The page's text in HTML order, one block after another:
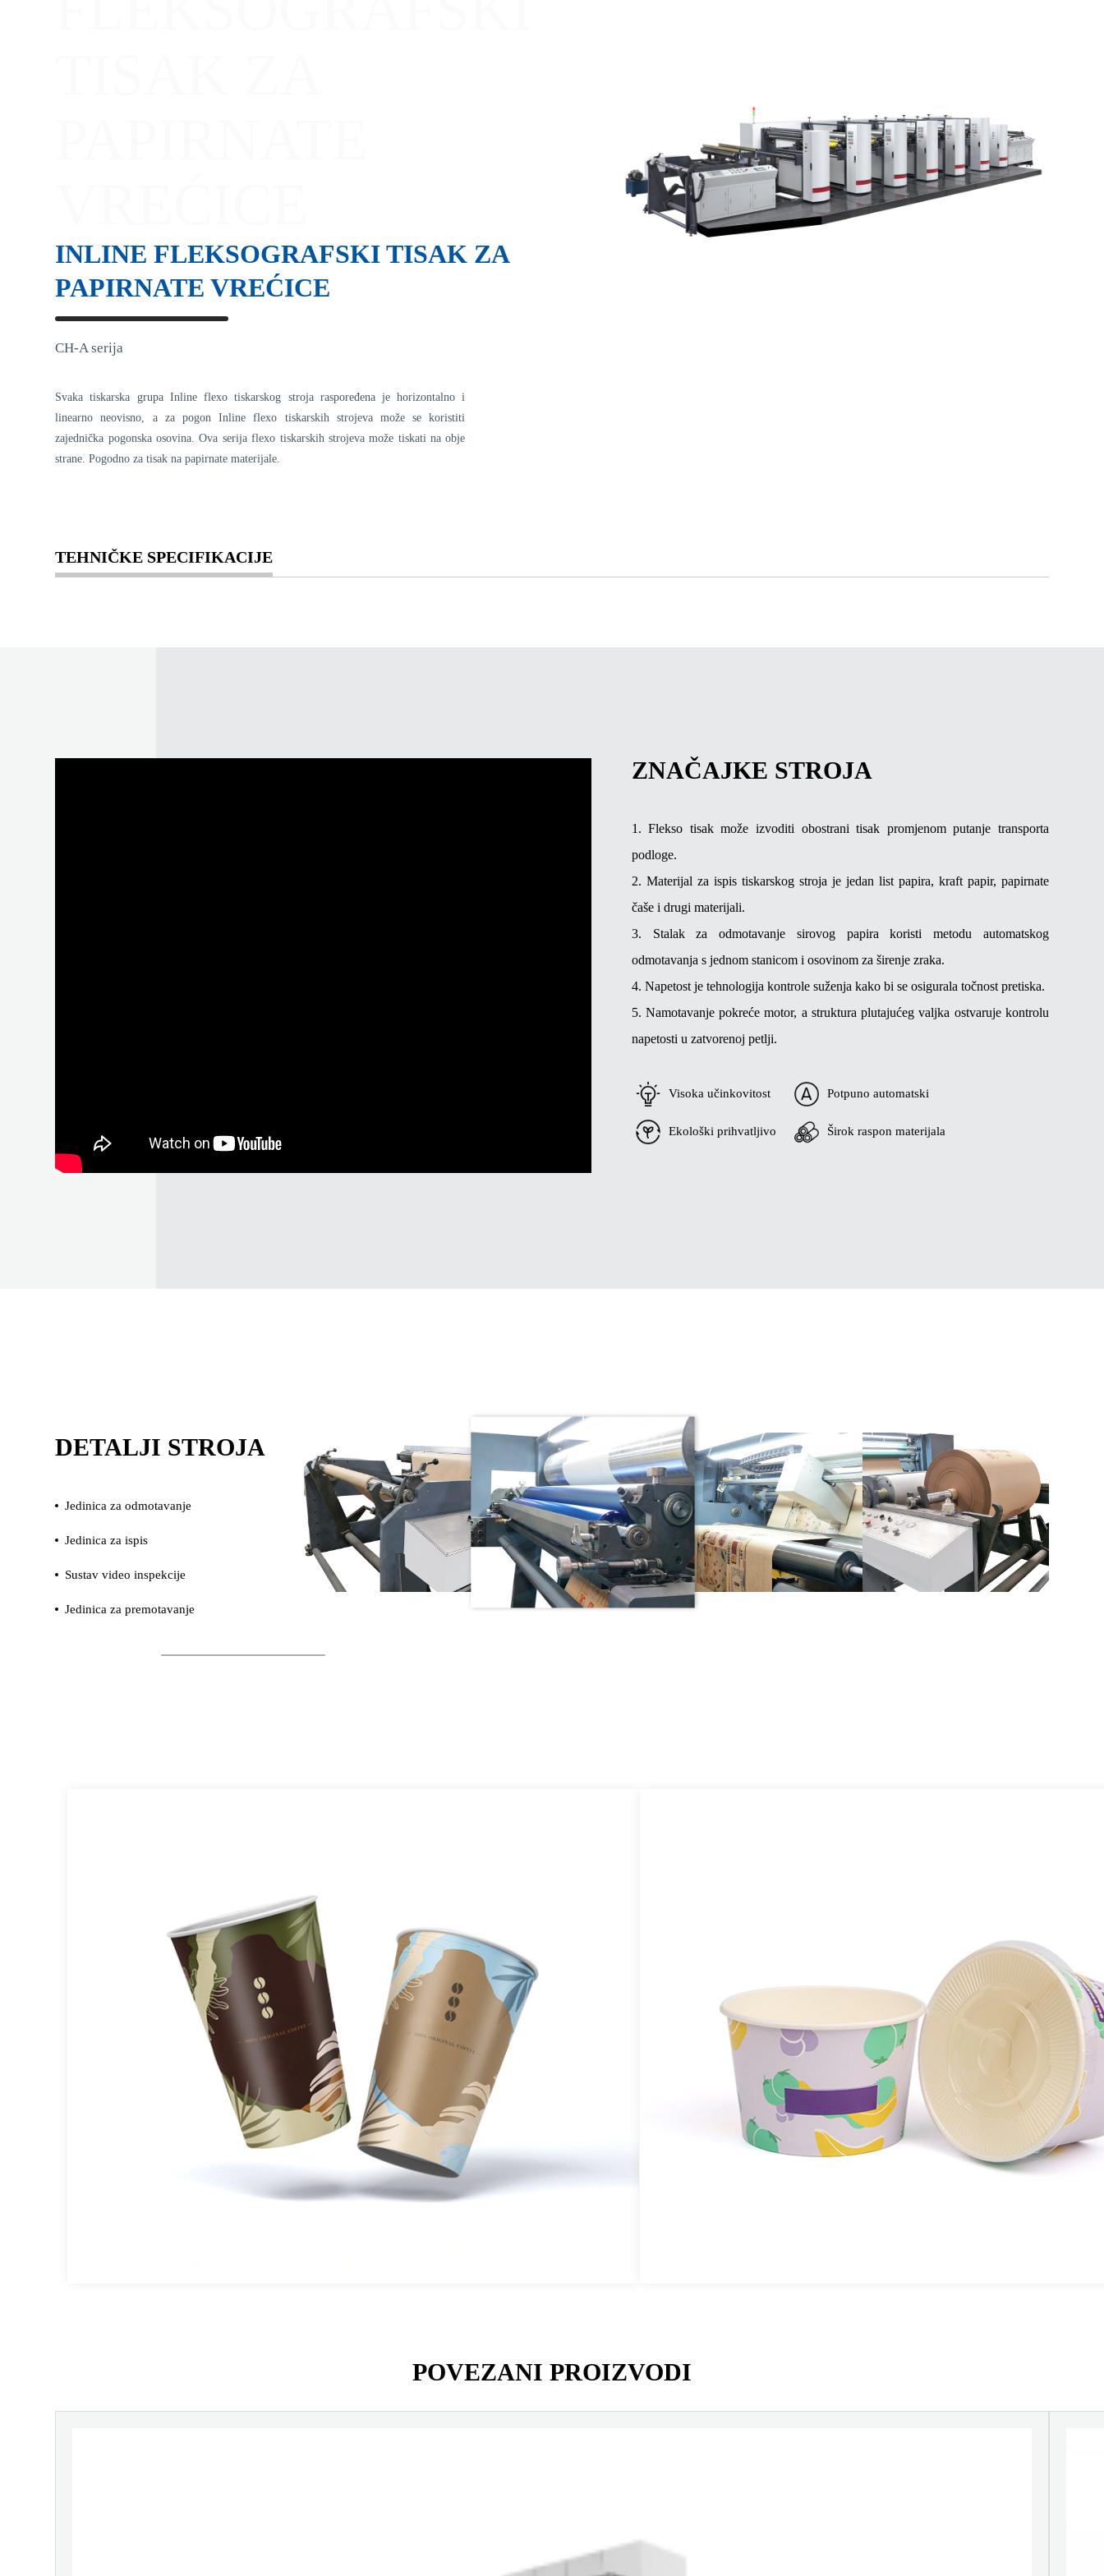
INLINE FLEKSOGRAFSKI TISAK ZA
PAPIRNATE VREĆICE
CH-A serija
Svaka tiskarska grupa Inline flexo tiskarskog stroja raspoređena je horizontalno i
linearno neovisno, a za pogon Inline flexo tiskarskih strojeva može se koristiti
zajednička pogonska osovina. Ova serija flexo tiskarskih strojeva može tiskati na obje
strane. Pogodno za tisak na papirnate materijale.
TEHNIČKE SPECIFIKACIJE
ZNAČAJKE STROJA
1. Flekso tisak može izvoditi obostrani tisak promjenom putanje transporta
podloge.
2. Materijal za ispis tiskarskog stroja je jedan list papira, kraft papir, papirnate
čaše i drugi materijali.
3. Stalak za odmotavanje sirovog papira koristi metodu automatskog
odmotavanja s jednom stanicom i osovinom za širenje zraka.
4. Napetost je tehnologija kontrole suženja kako bi se osigurala točnost pretiska.
5. Namotavanje pokreće motor, a struktura plutajućeg valjka ostvaruje kontrolu
napetosti u zatvorenoj petlji.
Visoka učinkovitost Potpuno automatski
Ekološki prihvatljivo Širok raspon materijala
DETALJI STROJA
Jedinica za odmotavanje
Jedinica za ispis
Sustav video inspekcije
Jedinica za premotavanje
PRIMJER PRIKAZA
Inline flexo tisak ima širok raspon materijala za
POVEZANI PROIZVODI